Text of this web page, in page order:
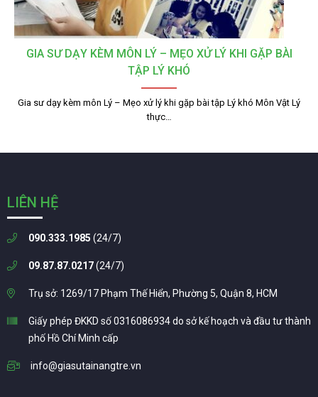
GIA SƯ DẠY KÈM MÔN LÝ – MẸO XỬ LÝ KHI GẶP BÀI
TẬP LÝ KHÓ
Gia sư dạy kèm môn Lý – Mẹo xử lý khi gặp bài tập Lý khó Môn Vật Lý
thực…
LIÊN HỆ
090.333.1985 (24/7)
09.87.87.0217(24/7)
Trụ sở: 1269/17 Phạm Thế Hiển, Phường 5, Quận 8, HCM
Giấy phép ĐKKD số 0316086934 do sở kế hoạch và đầu tư thành
phố Hồ Chí Minh cấp
info@giasutainangtre.vn